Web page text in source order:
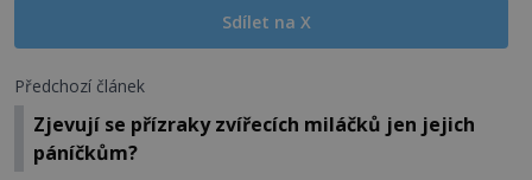
Sdílet na X
Předchozí článek
Zjevují se přízraky zvířecích miláčků jen jejich
páníčkům?